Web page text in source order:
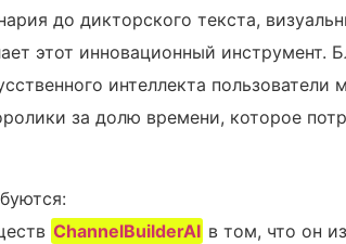
до дикторского текста,
этот инновационный инструмент.
интеллекта пользователи
за долю времени, которое
ChannelBuilderAI в том, что он